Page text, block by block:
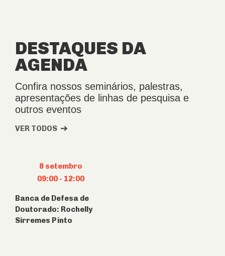
DESTAQUES DA
AGENDA
Confira nossos seminários, palestras,
apresentações de linhas de pesquisa e
outros eventos
VER TODOS
8 setembro
09:00- 12:00
Banca de Defesa de
Doutorado: Rochelly
Sirremes Pinto